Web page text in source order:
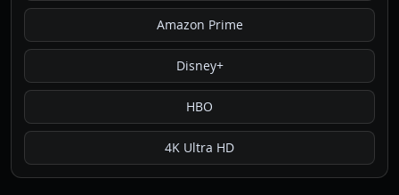
Amazon Prime
Disney+
HBO
4K Ultra HD